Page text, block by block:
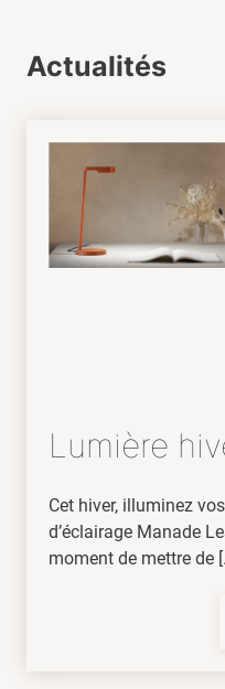
Actualités
Lumière
Cet hiver, illuminez
d’éclairage Manade
moment de mettre de